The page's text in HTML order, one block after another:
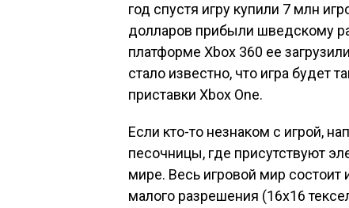
год спустя игру купили 7 млн
долларов прибыли шведскому
платформе Xbox 360 ее
стало известно, что игра будет
приставки Xbox One.
Если кто-то незнаком с игрой,
песочницы, где присутствуют
мире. Весь игровой мир состоит
малого разрешения (16х16